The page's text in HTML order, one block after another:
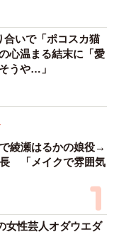
合いで「ポコスカ猫
心温まる結末に「愛
うや…」
綾瀬はるかの娘役→
「メイクで雰囲気
女性芸人オダウエダ